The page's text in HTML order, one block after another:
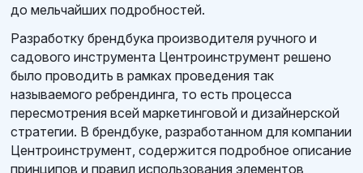
до мельчайших подробностей.
Разработку брендбука производителя ручного и
садового инструмента Центроинструмент решено
было проводить в рамках проведения так
называемого ребрендинга, то есть процесса
пересмотрения всей маркетинговой и дизайнерской
стратегии. В брендбуке, разработанном для компании
Центроинструмент, содержится подробное описание
принципов и правил использования элементов